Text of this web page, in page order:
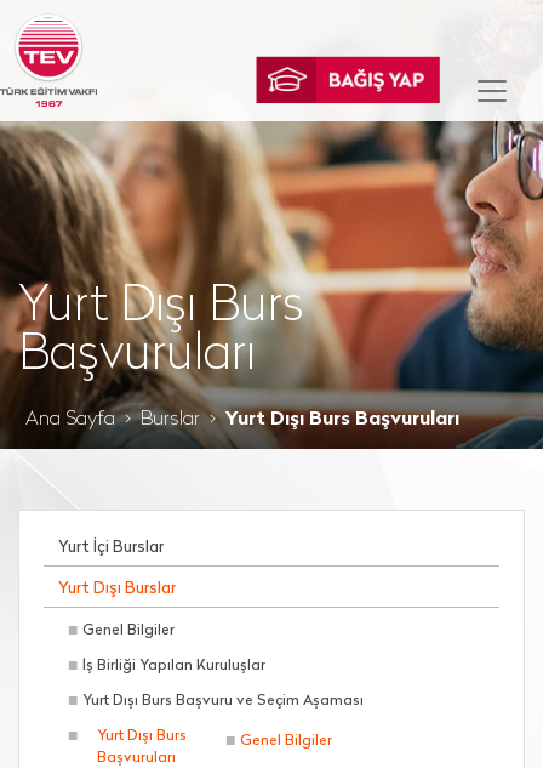
Yurt Dışı Burs
Başvuruları
Ana Sayfa Burslar Yurt Dışı Burs Başvuruları
Yurt İçi Burslar
Yurt Dışı Burslar
Genel Bilgiler
İş Birliği Yapılan Kuruluşlar
Yurt Dışı Burs Başvuru ve Seçim Aşaması
Yurt Dışı Burs
Başvuruları
Genel Bilgiler